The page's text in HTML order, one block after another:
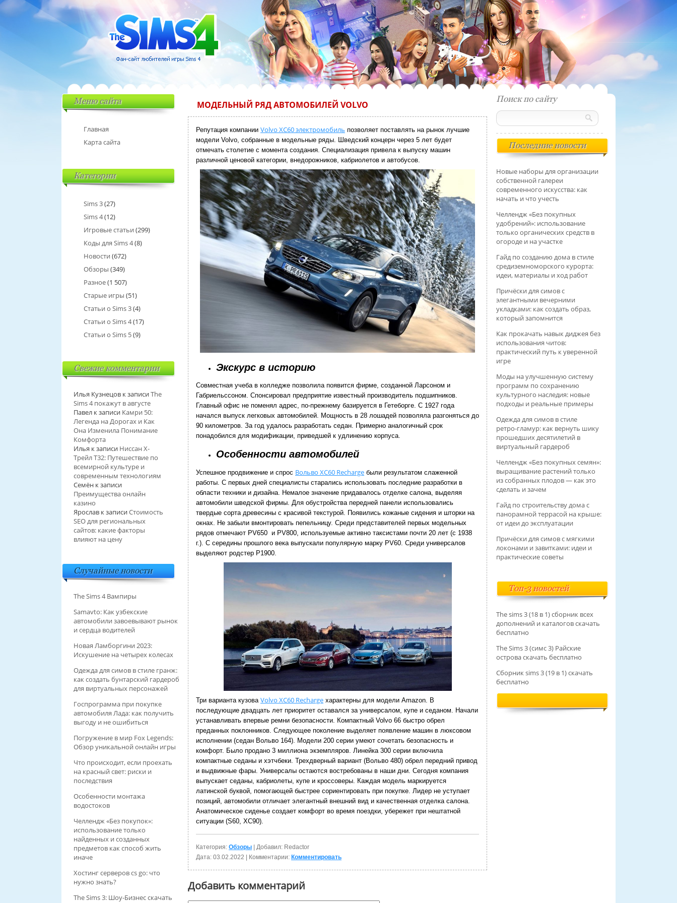
МОДЕЛЬНЫЙ РЯД АВТОМОБИЛЕЙ VOLVO
Репутация компании Volvo XC60 электромобиль позволяет поставлять на рынок лучшие
модели Volvo, собранные в модельные ряды. Шведский концерн через 5 лет будет
отмечать столетие с момента создания. Специализация привела к выпуску машин
различной ценовой категории, внедорожников, кабриолетов и автобусов.
Экскурс в историю
Совместная учеба в колледже позволила появится фирме, созданной Ларсоном и
Габриельссоном. Спонсировал предприятие известный производитель подшипников.
Главный офис не поменял адрес, по-прежнему базируется в Гетеборге. С 1927 года
начался выпуск легковых автомобилей. Мощность в 28 лошадей позволяла разгоняться до
90 километров. За год удалось разработать седан. Примерно аналогичный срок
понадобился для модификации, приведшей к удлинению корпуса.
Особенности автомобилей
Успешное продвижение и спрос Вольво XC60 Recharge были результатом слаженной
работы. С первых дней специалисты старались использовать последние разработки в
области техники и дизайна. Немалое значение придавалось отделке салона, выделяя
автомобили шведской фирмы. Для обустройства передней панели использовались
твердые сорта древесины с красивой текстурой. Появились кожаные сидения и шторки на
окнах. Не забыли вмонтировать пепельницу. Среди представителей первых модельных
рядов отмечают PV650 и PV800, используемые активно таксистами почти 20 лет (с 1938
г.). С середины прошлого века выпускали популярную марку PV60. Среди универсалов
выделяют родстер P1900.
Три варианта кузова Volvo XC60 Recharge характерны для модели Amazon. В
последующие двадцать лет приоритет оставался за универсалом, купе и седаном. Начали
устанавливать впервые ремни безопасности. Компактный Volvo 66 быстро обрел
преданных поклонников. Следующее поколение выделяет появление машин в люксовом
исполнении (седан Вольво 164). Модели 200 серии умеют сочетать безопасность и
комфорт. Было продано 3 миллиона экземпляров. Линейка 300 серии включила
компактные седаны и хэтчбеки. Трехдверный вариант (Вольво 480) обрел передний привод
и выдвижные фары. Универсалы остаются востребованы в наши дни. Сегодня компания
выпускает седаны, кабриолеты, купе и кроссоверы. Каждая модель маркируется
латинской буквой, помогающей быстрее сориентировать при покупке. Лидер не уступает
позиций, автомобили отличает элегантный внешний вид и качественная отделка салона.
Анатомическое сиденье создает комфорт во время поездки, убережет при нештатной
ситуации (S60, XC90).
Категория: Обзоры | Добавил: Redactor
Дата: 03.02.2022 | Комментарии: Комментировать
Добавить комментарий
Меню сайта
Главная
Карта сайта
Категории
Sims 3(27)
Sims 4(12)
Игровые статьи (299)
Коды для Sims 4(8)
Новости (672)
Обзоры (349)
Разное(1 507)
Старые игры (51)
Статьи о Sims 3(4)
Статьи о Sims 4(17)
Статьи о Sims 5(9)
Свежие комментарии
Илья Кузнецов к записиThe
Sims 4 покажут в августе
Павел к записи Камри 50:
Легенда на Дорогах и Как
Она Изменила Понимание
Комфорта
Илья к записи Ниссан Х-
Трейл T32: Путешествие по
всемирной культуре и
современным технологиям
Семён к записи
Преимущества онлайн
казино
Ярослав к записиСтоимость
SEO для региональных
сайтов: какие факторы
влияют на цену
Случайные новости
The Sims 4 Вампиры
Samavto: Как узбекские
автомобили завоевывают рынок
и сердца водителей
Новая Ламборгини 2023:
Искушение на четырех колесах
Одежда для симов в стиле гранж:
как создать бунтарский гардероб
для виртуальных персонажей
Госпрограмма при покупке
автомобиля Лада: как получить
выгоду и не ошибиться
Погружение в мир Fox Legends:
Обзор уникальной онлайн игры
Что происходит, если проехать
на красный свет: риски и
последствия
Особенности монтажа
водостоков
Челлендж «Без покупок»:
использование только
найденных и созданных
предметов как способ жить
иначе
Хостинг серверов cs go: что
нужно знать?
The Sims 3: Шоу-Бизнес скачать
Поиск по сайту
Последние новости
Новые наборы для организации
собственной галереи
современного искусства: как
начать и что учесть
Челлендж «Без покупных
удобрений»: использование
только органических средств в
огороде и на участке
Гайд по созданию дома в стиле
средиземноморского курорта:
идеи, материалы и ход работ
Причёски для симов с
элегантными вечерними
укладками: как создать образ,
который запомнится
Как прокачать навык диджея без
использования читов:
практический путь к уверенной
игре
Моды на улучшенную систему
программ по сохранению
культурного наследия: новые
подходы и реальные примеры
Одежда для симов в стиле
ретро‑гламур: как вернуть шику
прошедших десятилетий в
виртуальный гардероб
Челлендж «Без покупных семян»:
выращивание растений только
из собранных плодов — как это
сделать и зачем
Гайд по строительству дома с
панорамной террасой на крыше:
от идеи до эксплуатации
Причёски для симов с мягкими
локонами и завитками: идеи и
практические советы
Топ-3 новостей
The sims 3 (18 в 1) сборник всех
дополнений и каталогов скачать
бесплатно
The Sims 3 (симс 3) Райские
острова скачать бесплатно
Сборник sims 3 (19 в 1) скачать
бесплатно